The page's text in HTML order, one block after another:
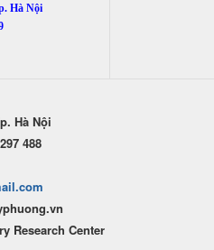
Hà Nội
Hà Nội
488
Research Center